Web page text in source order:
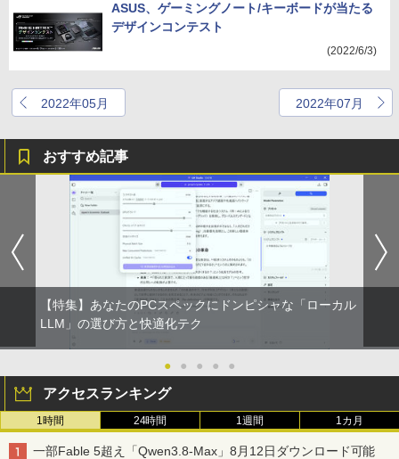
ASUS、ゲーミングノート/キーボードが当たる
デザインコンテスト
(2022/6/3)
2022年05月 2022年07月
おすすめ記事
【特集】あなたのPCスペックにドンピシャな「ローカル
LLM」の選び方と快適化テク
● ● ● ● ●
アクセスランキング
1時間 24時間 1週間 1カ月
一部Fable 5超え「Qwen3.8-Max」8月12日ダウンロード可能